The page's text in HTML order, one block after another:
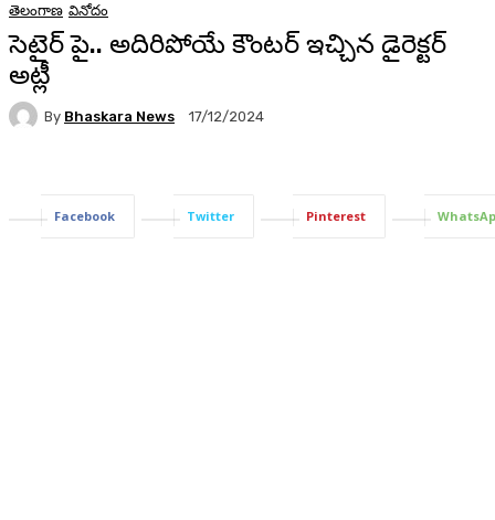
తెలంగాణ వినోదం
సెటైర్ పై.. అదిరిపోయే కౌంటర్ ఇచ్చిన డైరెక్టర్
అట్లీ
By Bhaskara News 17/12/2024
Facebook Twitter Pinterest